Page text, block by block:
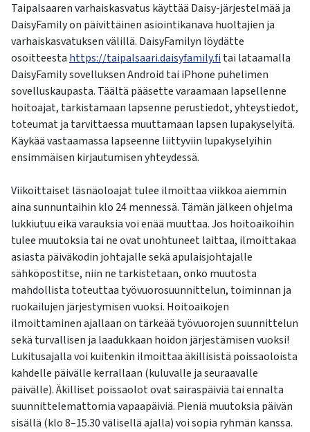
Taipalsaaren varhaiskasvatus käyttää Daisy-järjestelmää ja
DaisyFamily on päivittäinen asiointikanava huoltajien ja
varhaiskasvatuksen välillä. DaisyFamilyn löydätte
osoitteesta https://taipalsaari.daisyfamily.fi tai lataamalla
DaisyFamily sovelluksen Android tai iPhone puhelimen
sovelluskaupasta. Täältä pääsette varaamaan lapsellenne
hoitoajat, tarkistamaan lapsenne perustiedot, yhteystiedot,
toteumat ja tarvittaessa muuttamaan lapsen lupakyselyitä.
Käykää vastaamassa lapseenne liittyviin lupakyselyihin
ensimmäisen kirjautumisen yhteydessä.
Viikoittaiset läsnäoloajat tulee ilmoittaa viikkoa aiemmin
aina sunnuntaihin klo 24 mennessä. Tämän jälkeen ohjelma
lukkiutuu eikä varauksia voi enää muuttaa. Jos hoitoaikoihin
tulee muutoksia tai ne ovat unohtuneet laittaa, ilmoittakaa
asiasta päiväkodin johtajalle sekä apulaisjohtajalle
sähköpostitse, niin ne tarkistetaan, onko muutosta
mahdollista toteuttaa työvuorosuunnittelun, toiminnan ja
ruokailujen järjestymisen vuoksi. Hoitoaikojen
ilmoittaminen ajallaan on tärkeää työvuorojen suunnittelun
sekä turvallisen ja laadukkaan hoidon järjestämisen vuoksi!
Lukitusajalla voi kuitenkin ilmoittaa äkillisistä poissaoloista
kahdelle päivälle kerrallaan (kuluvalle ja seuraavalle
päivälle). Äkilliset poissaolot ovat sairaspäiviä tai ennalta
suunnittelemattomia vapaapäiviä. Pieniä muutoksia päivän
sisällä (klo 8–15.30 välisellä ajalla) voi sopia ryhmän kanssa.